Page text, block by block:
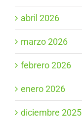
abril 2026
marzo 2026
febrero 2026
enero 2026
diciembre 2025